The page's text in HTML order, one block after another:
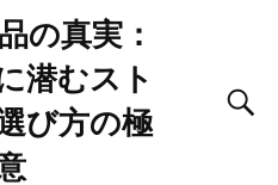
の真実：
潜むスト
び方の極